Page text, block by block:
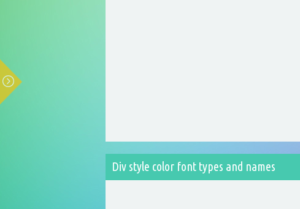
Div style color font types and names